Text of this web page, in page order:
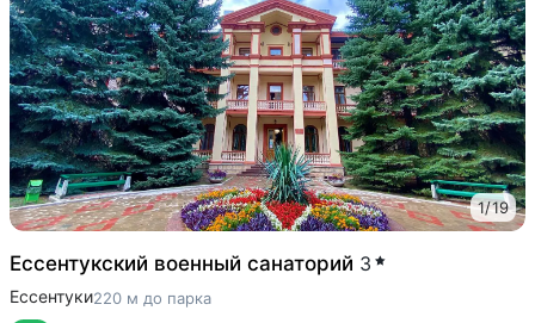
1/19
Ессентукский военный санаторий 3
Ессентуки220 м до парка